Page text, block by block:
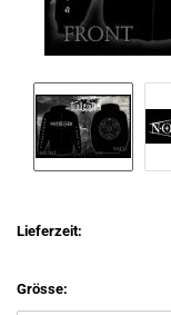
Lieferzeit:
Grösse: